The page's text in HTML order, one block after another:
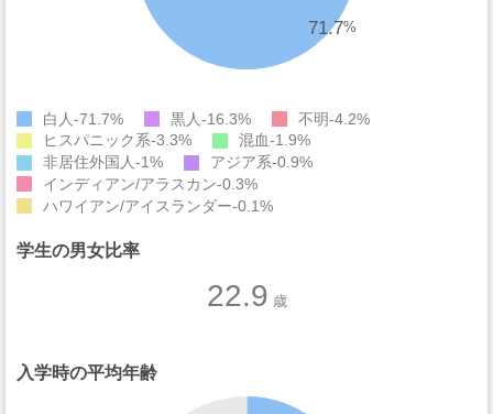
71.7%
白人 71.7% 黒人 16.3% 不明 4.2%
ヒスパニック系 3.3% 混血 1.9%
非居住外国人 1% アジア系 0.9%
インディアン/アラスカン 0.3%
ハワイアン/アイスランダー 0.1%
学生の男女比率
22.9 歳
入学時の平均年齢